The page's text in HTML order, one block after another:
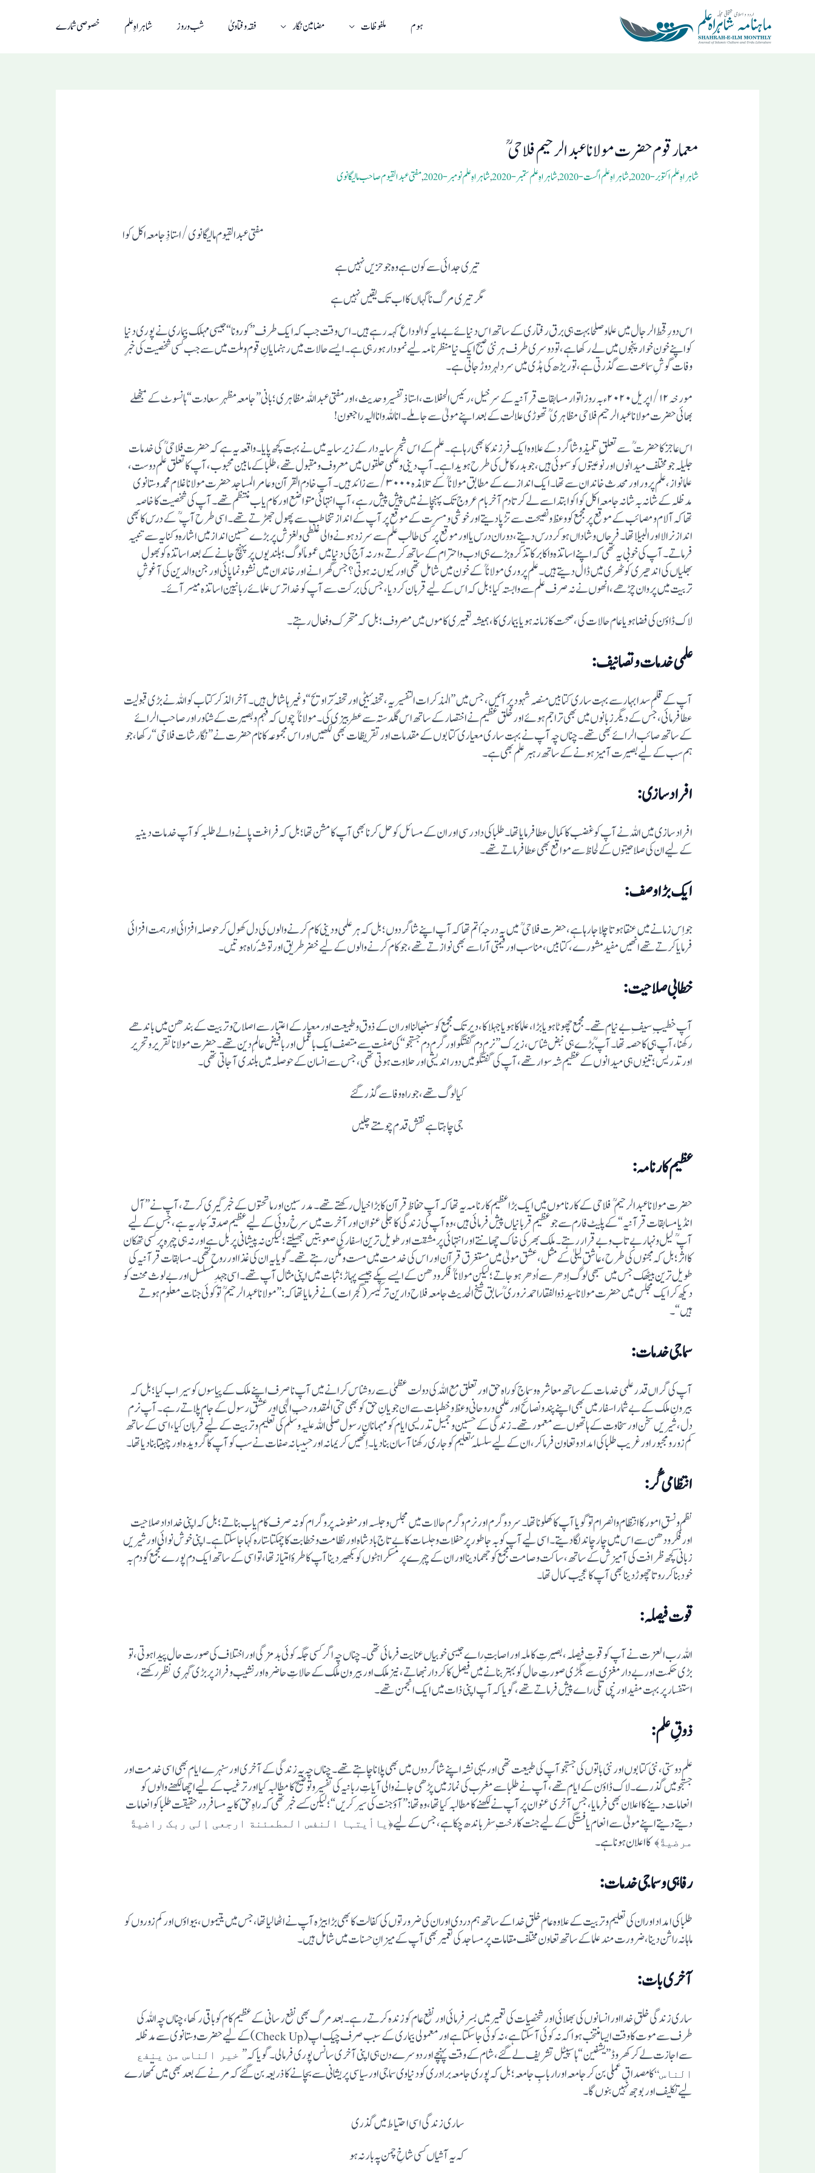
ہوم ملفوظات مضامین نگار فقہ و فتاویٰ شب و روز شاہراہِ علم خصوصی شمارے
معمار قوم حضرت مولانا عبد الرحیم فلاحی
شاہراہِ علم اکتوبر- 2020 ,شاہراہِ علم اگست- 2020 ,شاہراہِ علم ستمبر- 2020 ,شاہراہِ علم نومبر- 2020 ,مفتی عبد القیوم صاحب مالیگانوی
مفتی عبد القیوم مالیگانوی/ استاذِ جامعہ اکل کوا
تیری جدائی سے کون ہے وہ جو حزیں نہیں ہے
مگر تیری مرگ ناگہاں کا اب تک یقیں نہیں ہے
اس دورِ قحط الرجال میں علما وصلحا بہت ہی برق رفتاری کے ساتھ اس دنیائے بے مایہ کو الوداع کہہ رہے ہیں۔ اس وقت جب کہ ایک طرف” کورونا“جیسی مہلک بیماری نے پوری دنیا
کو اپنے خون خوار پنجوں میں لے رکھاہے، تو دوسری طرف ہر نئی صبح ایک نیا منظر نامہ لیے نمودار ہورہی ہے۔ ایسے حالات میں رہنمایانِ قوم وملت میں سے جب کسی شخصیت کی خبرِ
وفات گوشِ سماعت سے گذرتی ہے، تو ریڑھ کی ہڈی میں سرد لہردوڑ جاتی ہے۔
مورخہ ۱۲/اپریل۲۰۲۰ء بہ روز اتوار مسابقات قرآنیہ کے سرخیل، رئیس الحفلات، استاذ تفسیر وحدیث، اورمفتی عبد اللہ مظاہری ؛بانی”جامعہ مظہر سعادت“ ہانسوٹ کے منجھلے
بھائی حضرت مولانا عبد الرحیم فلاحی مظاہری تھوڑی علالت کے بعد اپنے مولیٰ سے جاملے۔اناللہ واناالیہ راجعون!
اس عاجز کا حضرت سے تعلقِ تلمیذ وشاگرد کے علاوہ ایک فرزندکا بھی رہاہے۔ علم کے اس شجرِ سایہ دار کے زیر سایہ میں نے بہت کچھ پایا۔ واقعہ یہ ہے کہ حضرت فلاحی کی خدمات
جلیلہ جو مختلف میدانوں اور نوعیتوں کو سموئی ہیں، جوبدر کامل کی طرح ہویدا ہے۔ آپ دینی وعلمی حلقوں میں معروف ومقبول تھے، طلبا کے مابین محبوب، آپ کا تعلق علم دوست،
علما نواز، علم پرور اورمحدث خاندان سے تھا۔ ایک اندازے کے مطابق مولانا  کے تلامذہ ۳۰۰۰/ سے زائد ہیں۔ آپ خادم القرآن وعامر المساجد حضرت مولانا غلام محمد وستانوی
مدظلہ کے شانہ بہ شانہ جامعہ اکل کوا کو ابتدا سے لے کر تا دم آخر بام عروج تک پہنچانے میں پیش پیش رہے، آپ انتہائی متواضع اور کام یاب منتظم تھے۔ آپ کی شخصیت کا خاصہ
تھاکہ آلام ومصائب کے موقع پر مجمع کو وعظ ونصیحت سے تڑپادیتے اور خوشی ومسرت کے موقع پر آپ کے انداز تخاطب سے پھول جھڑتے تھے۔اسی طرح آپ کے درس کا بھی
انداز نرالا اور البیلا تھا۔ فرحاں وشاداں ہوکر درس دیتے، دوران درس یا اور موقع پر کسی طالب علم سے سرزد ہونے والی غلطی ولغزش پر بڑے حسین انداز میں اشارہ وکنایہ سے تنبیہ
فرماتے۔ آپ کی خوبی یہ تھی کہ اپنے اساتذہ واکابر کا تذکرہ بڑے ہی ادب واحترام کے ساتھ کرتے، ورنہ آج کی دنیامیں عموماً لوگ ؛بلندیوں پر پہنچ جانے کے بعد اساتذہ کو بھول
بھلیاں کی اندھیری کوٹھری میں ڈال دیتے ہیں۔ علم پروری مولانا کے خون میں شامل تھی ا ور کیوں نہ ہوتی؟ جس گھرانے اور خاندان میں نشوونما پائی اور جن والدین کی آغوشِ
تربیت میں پروان چڑھے، انھوں نے نہ صرف علم سے وابستہ کیا؛ بل کہ اس کے لیے قربان کردیا، جس کی برکت سے آپ کو خدا ترس علمائے ربانیین اساتذہ میسر آئے۔
لاک ڈاؤن کی فضا ہو یا عام حالات کی، صحت کازمانہ ہو یابیماری کا، ہمیشہ تعمیری کاموں میں مصروف ؛ بل کہ متحرک وفعال رہتے۔
علمی خدمات وتصانیف:
آپ کے قلمِ سدا بہار سے بہت ساری کتابیں منصہ شہود پرآئیں، جس میں ”المذکرات التفسیریہ، تحفہٴ بیٹی اور تحفہٴ تراویح“ وغیرہا شامل ہیں۔ آخر الذکر کتاب کو اللہ نے بڑی قبولیت
عطا فرمائی، جس کے دیگر زبانوں میں بھی تراجم ہوئے اور خلق عظیم نے اختصار کے ساتھ اس گلدستہ سے عطر بیزی کی۔ مولانا چوں کہ فہم و بصیرت کے شناور اور صاحب الرائے
کے ساتھ صائب الرائے بھی تھے۔ چناں چہ آپ نے بہت ساری معیاری کتابوں کے مقدمات اور تقریظات بھی لکھیں اور اس مجموعہ کا نام حضرت نے ”نگارشات فلاحی“ رکھا، جو
ہم سب کے لیے بصیرت آمیز ہونے کے ساتھ رہبر علم بھی ہے ۔
افراد سازی:
افراد سازی میں اللہ نے آپ کو غضب کا کمال عطا فرمایاتھا۔ طلبا کی داد رسی اور ان کے مسائل کو حل کرنا بھی آپ کا مشن تھا؛ بل کہ فراغت پانے والے طلبہ کو آپ خدمات دینیہ
کے لیے ان کی صلاحیتوں کے لحاظ سے مواقع بھی عطا فرماتے تھے۔
ایک بڑا وصف:
جو اِس زمانے میں عنقا ہوتا چلا جارہاہے، حضرت فلاحی میں بہ درجہٴ اتم تھا کہ آپ اپنے شاگردوں؛ بل کہ ہر علمی ودینی کام کرنے والوں کی دل کھول کرحوصلہ افزائی اور ہمت افزائی
فرمایا کرتے تھے انھیں مفید مشورے، کتابیں،مناسب اور قیمتی آرا سے بھی نواز تے تھے، جو کام کرنے والوں کے لیے خضر طریق اور توشہٴ راہ ہوتیں۔
خطابی صلاحیت:
آپ خطیبِ سیفِ بے نیام تھے۔ مجمع چھوٹا ہو یابڑا، علما کا ہو یا جہلا کا، دیر تک مجمع کو سنبھالنا اور ان کے ذوق وطبیعت اور معیار کے اعتبار سے اصلاح وتربیت کے بندھن میں باندھے
رکھنا، آپ ہی کا حصہ تھا۔ آپبڑے ہی نبض شناس، زیرک” نرم دم گفتگو اورگرم دم جستجو “کی صفت سے متصف ایک باعمل اور بافیض عالمِ دین تھے۔حضرت مولانا تقریر وتحریر
اور تدریس؛ تینوں ہی میدانوں کے عظیم شہ سوار تھے، آپ کی گفتگو میں دور اندیشی اورحلاوت ہوتی تھی، جس سے انسان کے حوصلہ میں بلندی آجاتی تھی۔
کیا لوگ تھے، جوراہ وفا سے گذرگئے
جی چاہتاہے نقش قدم چومتے چلیں
عظیم کارنامہ:
حضرت مولانا عبد الرحیم فلاحی کے کارناموں میں ایک بڑا عظیم کارنامہ یہ تھاکہ آپ حفاظ قرآن کا بڑا خیال رکھتے تھے۔ مدرسین اور ماتحتوں کے خبر گیری کرتے، آپ نے” آل
انڈیا مسابقات قرآنیہ “کے پلیٹ فارم سے جو عظیم قربانیاں پیش فرمائی ہیں، وہ آپ کی زندگی کا جلی عنوان اور آخرت میں سرخ روئی کے لیے عظیم صدقہٴ جاریہ ہے، جس کے لیے
آپ لیل ونہار بے تاب وبے قرار رہتے۔ ملک بھر کی خاک چھانتے اور انتہائی پر مشقت اور طویل ترین اسفار کی صعوبتیں جھیلتے؛ لیکن نہ پیشانی پر بل ہے اور نہ ہی چہرہ پر کسی تھکان
کا اثر؛ بل کہ مجنوں کی طرح، عاشقِ لیلیٰ کے مثل، عشق مولیٰ میں مستغرق قرآن اور اس کی خدمت میں مست ومگن رہتے تھے۔ گویایہ ان کی غذا اور روح تھی۔ مسابقات قرآنیہ کی
طویل ترین بیٹھک جس میں سبھی لوگ اِدھر سے اُدھر ہوجاتے؛ لیکن مولانا فکر ودھن کے ایسے پکے جیسے پہاڑ؛ ثبات میں اپنی مثال آپ تھے۔ اسی جہدِ مسلسل اور بے لوث محنت کو
دیکھ کر ایک مجلس میں حضرت مولانا سید ذوالفقاراحمد نروریسابق شیخ الحدیث جامعہ فلاح دارین ترکیسر (گجرات)نے فرمایاتھاکہ: ”مولاناعبد الرحیم  تو کوئی جنات معلوم ہوتے
ہیں“۔
سماجی خدمات:
آپ کی گراں قدر علمی خدمات کے ساتھ معاشرہ وسماج کو راہ حق اور تعلق مع اللہ کی دولت عظمیٰ سے روشناس کرانے میں آپ نا صرف اپنے ملک کے پیاسوں کو سیراب کیا؛ بل کہ
بیرونِ ملک کے بے شمار اسفار میں بھی اپنے پندونصائح اور علمی وروحانی وعظ وخطبات سے ان جویانِ حق کو بھی حتی المقدور حبِ الٰہی اور عشقِ رسول کے جام پلاتے رہے۔ آپ نرم
دل، شیریں سخن اور سخاوت کے ہاتھوں سے معمور تھے۔ زندگی کے حسین وجمیل تدریسی ایام کو مہمانانِ رسول صلی اللہ علیہ وسلم کی تعلیم وتربیت کے لیے قربان کیا، اسی کے ساتھ
کم زور ومجبور اور غریب طلبا کی امداد وتعاون فرماکر، ان کے لیے سلسلہٴ تعلیم کو جاری رکھنا آسان بنادیا۔ اِنھیں کریمانہ اور حبیبانہ صفات نے سب کو آپ کا گرویدہ اور چہیتا بنادیاتھا۔
انتظامی گُر:
نظم ونسقِ امور کا انتظام وانصرام توگویا آپ کاکھلوناتھا۔سرد وگرم اورنرم وگرم حالات میں مجلس وجلسہ اور مفوضہ پروگرام کو نہ صرف کام یاب بناتے؛ بل کہ اپنی خداداد صلاحیت
اور فکر ودھن سے اس میں چار چاند لگا دیتے۔ اسی لیے آپ کو بہ جا طورپر حفلات وجلسات کا بے تاج بادشاہ اور نظامت وخطابت کا چمکتا ستارہ کہا جا سکتاہے۔ اپنی خوش نوائی اور شیریں
زبانی کچھ ظرافت کی آمیزش کے ساتھ، ساکت وصامت مجمع کوجھمادینا اور ان کے چہرے پر مسکراہٹوں کو بکھیر دینا آپ کا طرہٴ امتیاز تھا، تو اسی کے ساتھ ایک دم پورے مجمع کو دم بہ
خود بناکر روتا چھوڑدینا بھی آپ کا عجیب کمال تھا۔
قوت فیصلہ:
اللہ رب العزت نے آپ کو قوتِ فیصلہ، بصیرتِ کاملہ اور اصابتِ راے جیسی خوبیاں عنایت فرمائی تھی۔چناں چہ اگر کسی جگہ کوئی بد مزگی اور اختلاف کی صورت حال پیدا ہوتی، تو
بڑی حکمت اور بے دار مغزی سے بگڑی صورتِ حال کو بہتر بنانے میں فیصل کا کردار نبھاتے، نیز ملک اور بیرون ملک کے حالاتِ حاضرہ اور نشیب وفراز پر بڑی گہری نظر رکھتے،
استفسار پر بہت مفید اور نپی تلی راے پیش فرماتے تھے، گویا کہ آپ اپنی ذات میں ایک انجمن تھے۔
ذوقِ علم:
علم دوستی ،نئی کتابوں اور نئی باتوں کی جستجو آپ کی طبیعت تھی اور یہی نشہ اپنے شاگردوں میں بھی پلانا چاہتے تھے۔چناں چہ یہ زندگی کے آخری اورسنہرے ایام بھی اسی خدمت اور
جستجو میں گذرے۔ لاک ڈاؤن کے ایام تھے، آپ نے طلبا سے مغرب کی نماز میں پڑھی جانے والی آیاتِ ربانیہ کی تفسیر وتوضیح کا مطالبہ کیا اورترغیب کے لیے اچھا لکھنے والوں کو
انعامات دینے کا اعلان بھی فرمایا، جس آخری عنوان پر آپ نے لکھنے کا مطالبہ کیا تھا، وہ تھا: ”آوٴجنت کی سیر کریں“؛ لیکن کسے خبر تھی کہ راہِ حق کا یہ مسافر درحقیقت طلبا کو انعامات
دیتے دیتے اپنے مولیٰ سے انعام یافتگی کے لیے جنت کا رختِ سفر باندھ چکاہے، جس کے لیے﴿یاأیتہا النفس المطمئنة ارجعی إلی ربک راضیةً
مرضیةً﴾کا اعلان ہوناہے۔
رفاہی وسماجی خدمات:
طلبا کی امداد اوران کی تعلیم وتربیت کے علاوہ عام خلقِ خدا کے ساتھ ہم دردی اوران کی ضرورتوں کی کفالت کابھی بڑا بیڑہ آپ نے اٹھالیاتھا، جس میں یتیموں، بیواؤں اورکم زوروں کو
ماہانہ راشن دینا، ضرورت مند علما کے ساتھ تعاون مختلف مقامات پر مساجد کی تعمیر بھی آپ کے میزانِ حسنات میں شامل ہیں۔
آخری بات:
ساری زندگی خلقِ خدا اور انسانوں کی بھلائی اور شخصیات کی تعمیرمیں بسرفرمائی اور نفع عام کو زندہ کرتے رہے۔بعد مرگ بھی نفع رسانی کے عظیم کام کو باقی رکھا، چناں چہ اللہ کی
طرف سے موت کا وقت ایسامنتخب ہواکہ نہ کوئی آسکتاہے، نہ کوئی جاسکتاہے اور معمولی بیماری کے سبب صرف چیک اپ(Check Up) کے لیے حضرت وستانوی سے مد ظلہ
سے اجازت لے کر کھروڈ ”یشفین“ ہاسپیٹل تشریف لے گئے، شام کے وقت پہنچے اور دوسرے دن ہی اپنی آخری سانس پوری فرمالی۔گویاکہ” خیر الناس من ینفع
الناس“کا مصداقِ عملی بن کر جامعہ اوراربابِ جامعہ؛ بل کہ پوری جامعہ برادری کودنیاوی سماجی اورسیاسی پریشانی سے بچانے کا ذریعہ بن گئے کہ مرنے کے بعد بھی میں تمھارے
لیے تکلیف اور بوجھ نہیں بنوں گا۔
ساری زندگی اسی احتیاط میں گذری
کہ یہ آشیاں کسی شاخِ چمن پہ بار نہ ہو